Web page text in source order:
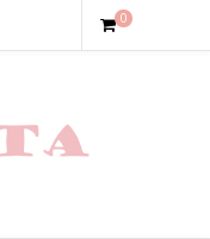
0